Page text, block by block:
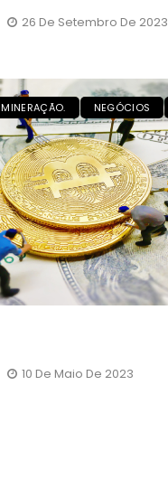
26 De Setembro De 2023
MINERAÇÃO. NEGÓCIOS
10 De Maio De 2023